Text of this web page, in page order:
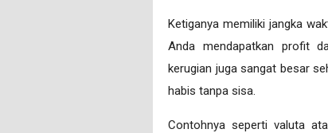
Ketiganya memiliki jangka
Anda mendapatkan profit
kerugian juga sangat besar
habis tanpa sisa.
Contohnya seperti valuta